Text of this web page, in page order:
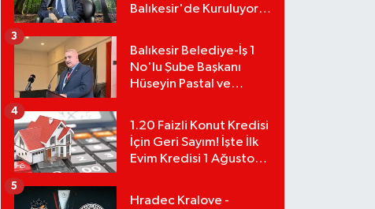
Balıkesir'de Kuruluyor!
Bağışlarını Başlattı!
Balıkesir Belediye-İş 1
No'lu Şube Başkanı
Hüseyin Pastal ve
3
1.20 Faizli Konut Kredisi
İçin Geri Sayım! İşte İlk
Evim Kredisi 1 Ağustos
4
Hradec Kralove -
5